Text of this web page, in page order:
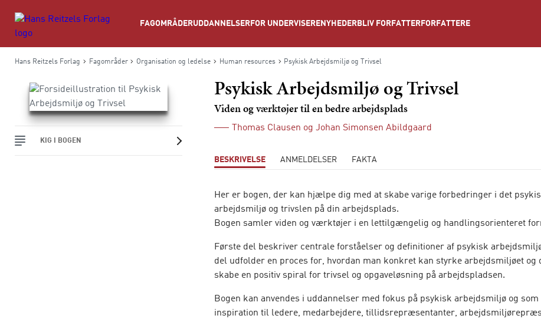
FAGOMRÅDERUDDANNELSER FOR UNDERVISERE NYHEDER BLIV FORFATTER FORFATTERE
Hans Reitzels Forlag Fagområder Organisation og ledelse Human resources Psykisk Arbejdsmiljø og Trivsel
KIG I BOGEN
Psykisk Arbejdsmiljø og Trivsel
Viden og værktøjer til en bedre arbejdsplads
Thomas Clausen ogJohan Simonsen Abildgaard
BESKRIVELSE ANMELDELSER FAKTA
Her er bogen, der kan hjælpe dig med at skabe varige forbedringer i det
arbejdsmiljø og trivslen på din arbejdsplads.
Bogen samler viden og værktøjer i en lettilgængelig og handlingsorienteret
Første del beskriver centrale forståelser og definitioner af psykisk
del udfolder en proces for, hvordan man konkret kan styrke arbejdsmiljøet og
skabe en positiv spiral for trivsel og opgaveløsning på arbejdspladsen.
Bogen kan anvendes i uddannelser med fokus på psykisk arbejdsmiljø og som
inspiration til ledere, medarbejdere, tillidsrepræsentanter,